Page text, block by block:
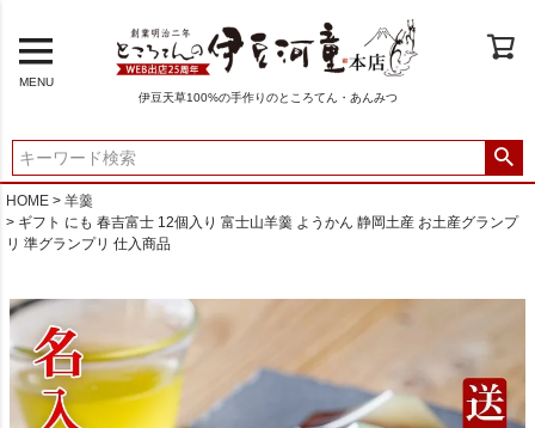
MENU
伊豆天草100%の手作りのところてん・あんみつ
HOME
羊羹
ギフト にも 春吉富士 12個入り 富士山羊羹 ようかん 静岡土産 お土産グランプ
リ 準グランプリ 仕入商品